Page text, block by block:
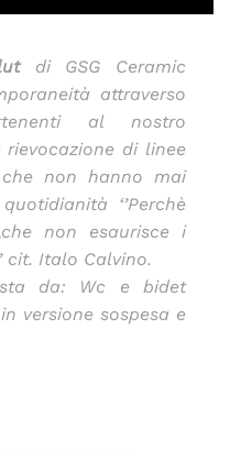
di GSG Ceramic
attraverso
al nostro
rievocazione di linee
non hanno mai
‘’Perchè
non esaurisce i
cit. Italo Calvino.
da: Wc e bidet
versione sospesa e